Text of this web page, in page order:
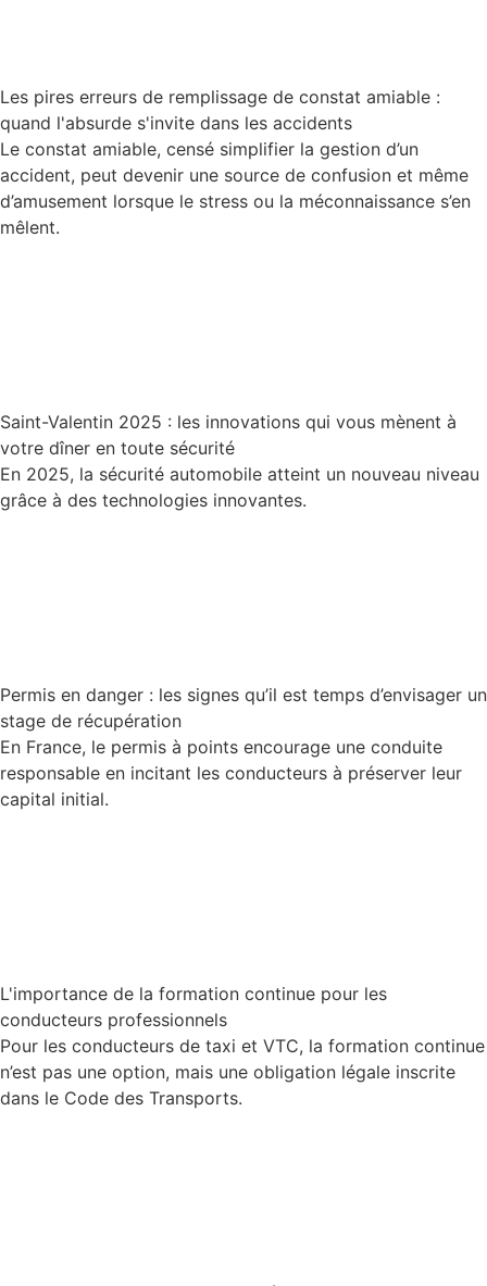
Les pires erreurs de remplissage de constat amiable :
quand l'absurde s'invite dans les accidents
Le constat amiable, censé simplifier la gestion d’un
accident, peut devenir une source de confusion et même
d’amusement lorsque le stress ou la méconnaissance s’en
mêlent.
Saint-Valentin 2025 : les innovations qui vous mènent à
votre dîner en toute sécurité
En 2025, la sécurité automobile atteint un nouveau niveau
grâce à des technologies innovantes.
Permis en danger : les signes qu’il est temps d’envisager un
stage de récupération
En France, le permis à points encourage une conduite
responsable en incitant les conducteurs à préserver leur
capital initial.
L'importance de la formation continue pour les
conducteurs professionnels
Pour les conducteurs de taxi et VTC, la formation continue
n’est pas une option, mais une obligation légale inscrite
dans le Code des Transports.